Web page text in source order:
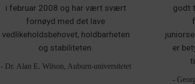
i februar 2008 og har vært svært
fornøyd med det lave
vedlikeholdsbehovet, holdbarheten
og stabiliteten.
- Dr. Alan E. Wilson, Auburn-universitetet
godt
er
-